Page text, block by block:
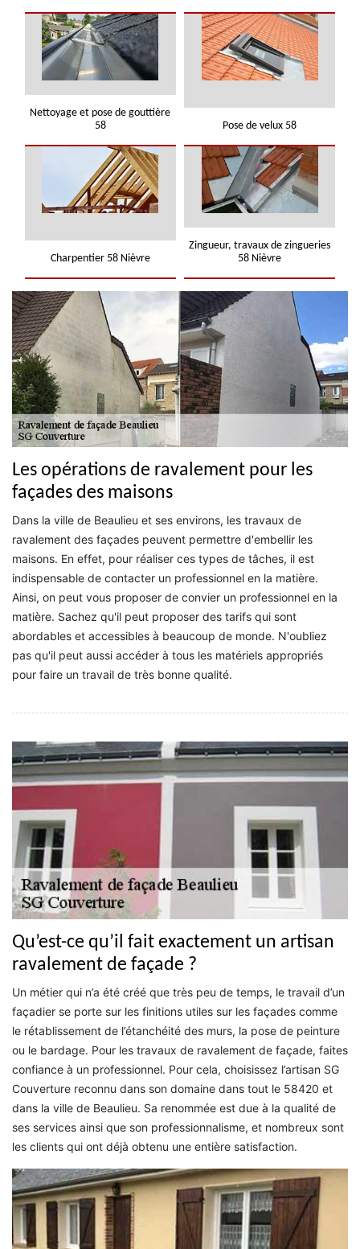
Nettoyage et pose de gouttière
58
Pose de velux 58
Charpentier 58 Nièvre
Zingueur, travaux de zingueries
58 Nièvre
Les opérations de ravalement pour les
façades des maisons
Dans la ville de Beaulieu et ses environs, les travaux de
ravalement des façades peuvent permettre d'embellir les
maisons. En effet, pour réaliser ces types de tâches, il est
indispensable de contacter un professionnel en la matière.
Ainsi, on peut vous proposer de convier un professionnel en la
matière. Sachez qu'il peut proposer des tarifs qui sont
abordables et accessibles à beaucoup de monde. N'oubliez
pas qu'il peut aussi accéder à tous les matériels appropriés
pour faire un travail de très bonne qualité.
Qu’est-ce qu’il fait exactement un artisan
ravalement de façade ?
Un métier qui n’a été créé que très peu de temps, le travail d’un
façadier se porte sur les finitions utiles sur les façades comme
le rétablissement de l’étanchéité des murs, la pose de peinture
ou le bardage. Pour les travaux de ravalement de façade, faites
confiance à un professionnel. Pour cela, choisissez l’artisan SG
Couverture reconnu dans son domaine dans tout le 58420 et
dans la ville de Beaulieu. Sa renommée est due à la qualité de
ses services ainsi que son professionnalisme, et nombreux sont
les clients qui ont déjà obtenu une entière satisfaction.